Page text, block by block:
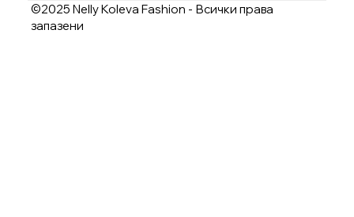
©2025 Nelly Koleva Fashion - Всички права
запазени